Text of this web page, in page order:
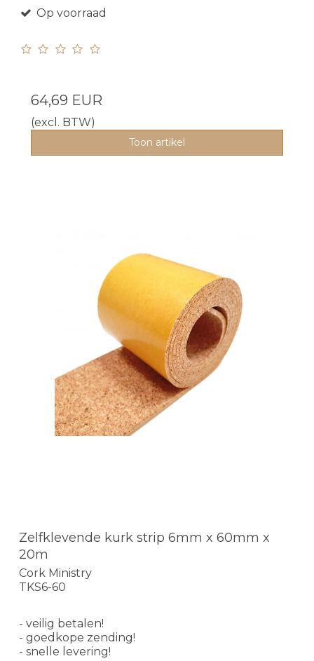
Op voorraad
64,69 EUR
(excl. BTW)
Toon artikel
Zelfklevende kurk strip 6mm x 60mm x
20m
Cork Ministry
TKS6-60
- veilig betalen!
- goedkope zending!
- snelle levering!